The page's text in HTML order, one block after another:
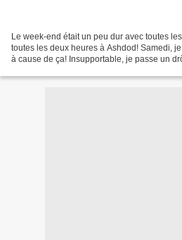
Le week-end était un peu dur avec toutes
toutes les deux heures à Ashdod! Samedi,
à cause de ça! Insupportable, je passe un